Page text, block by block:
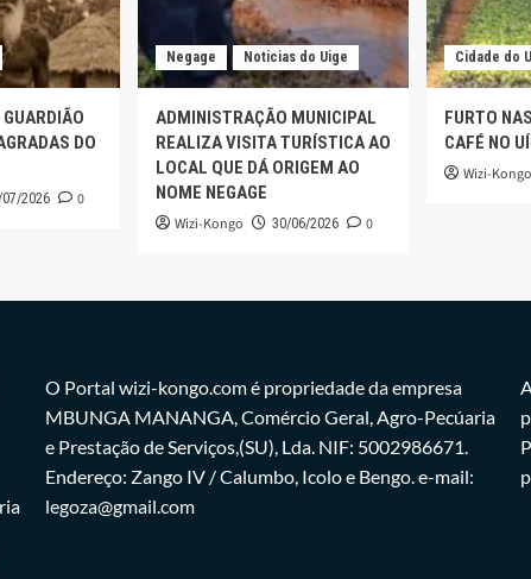
DO
07/2026 0
Negage Noticias do Uige
ADMINISTRAÇÃO MUNICIPAL
REALIZA VISITA TURÍSTICA AO
LOCAL QUE DÁ ORIGEM AO
NOME NEGAGE
Wizi-Kongo 30/06/2026 0
Cidade do
FURTO
CAFÉ NO
Wizi-Kongo
O Portal wizi-kongo.com é propriedade da empresa
MBUNGA MANANGA, Comércio Geral, Agro-Pecúaria
e Prestação de Serviços,(SU), Lda. NIF: 5002986671.
Endereço: Zango IV / Calumbo, Icolo e Bengo. e-mail:
legoza@gmail.com